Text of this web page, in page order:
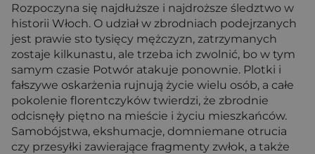
Rozpoczyna się najdłuższe i najdroższe śledztwo w
historii Włoch. O udział w zbrodniach podejrzanych
jest prawie sto tysięcy mężczyzn, zatrzymanych
zostaje kilkunastu, ale trzeba ich zwolnić, bo w tym
samym czasie Potwór atakuje ponownie. Plotki i
fałszywe oskarżenia rujnują życie wielu osób, a całe
pokolenie florentczyków twierdzi, że zbrodnie
odcisnęły piętno na mieście i życiu mieszkańców.
Samobójstwa, ekshumacje, domniemane otrucia
czy przesyłki zawierające fragmenty zwłok, a także